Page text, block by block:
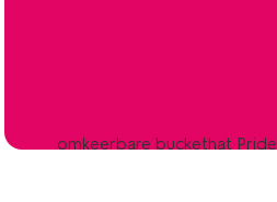
omkeerbare buckethat Pride